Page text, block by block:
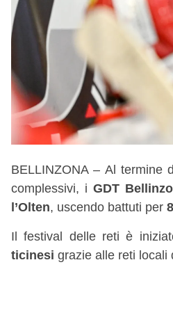
BELLINZONA – Al termine
complessivi, i GDT
l’Olten, uscendo battuti per
Il festival delle reti è
ticinesi grazie alle reti locali